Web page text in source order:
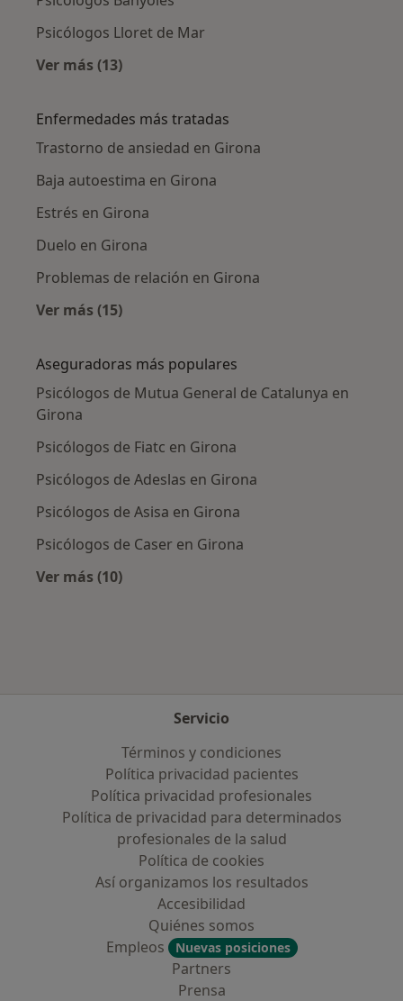
Psicólogos Lloret de Mar
Ver más (13)
Enfermedades más tratadas
Trastorno de ansiedad en Girona
Baja autoestima en Girona
Estrés en Girona
Duelo en Girona
Problemas de relación en Girona
Ver más (15)
Aseguradoras más populares
Psicólogos de Mutua General de Catalunya en
Girona
Psicólogos de Fiatc en Girona
Psicólogos de Adeslas en Girona
Psicólogos de Asisa en Girona
Psicólogos de Caser en Girona
Ver más (10)
Servicio
Términos y condiciones
Política privacidad pacientes
Política privacidad profesionales
Política de privacidad para determinados
profesionales de la salud
Política de cookies
Así organizamos los resultados
Accesibilidad
Quiénes somos
Empleos
Nuevas posiciones
Partners
Prensa